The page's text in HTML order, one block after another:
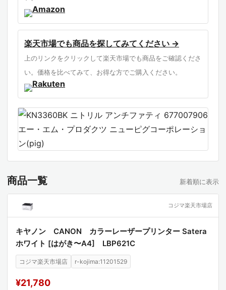
ニトリル素材の化学的特性と、各種化学物質に
対する耐性評価の知識
PPE（個人用保護具）の選定における、リスク
アセスメントの具体的な手法
作業効率を低下させないための、エルゴノミク
ス（人間工学）に基づいた道具選びのスキル
産業現場における、化学物質の漏洩・付着を防
ぐためのプロトコル理解
消耗品管理における、コストパフォーマンスと
安全性・品質のトレードオフの判断力
化学薬品や油類を日常的に扱う製造・メンテナ
ンス現場の技術者
ラボラトリーや医療現場など、高度な衛生管理
と精密な手技が求められる専門職
産業用資材の選定において、スペックの数値化
された根拠を必要とする購買担当者
ニューピグコーマンポレーション（New Pig Corpor
楽天市場でも商品を探してみてください →
上のリンクをクリックして楽天市場でも商品をご確認くださ
い。価格を比べてみて、お得な方でご購入ください。
商品一覧 新着順に表示
コジマ楽天市場店
キヤノン CANON カラーレーザープリンター Satera
ホワイト [はがき〜A4] LBP621C
コジマ楽天市場店 r-kojima:11201529
¥21,780